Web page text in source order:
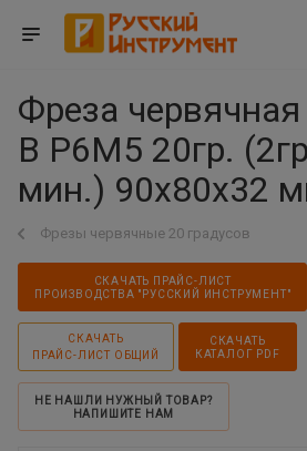
Фреза
B Р6М5 20гр.
мин.) 90x80x32
Фрезы червячные 20 градусов
СКАЧАТЬ ПРАЙС-ЛИСТ
ПРОИЗВОДСТВА "РУССКИЙ ИНСТРУМЕНТ"
СКАЧАТЬ
ПРАЙС-ЛИСТ ОБЩИЙ
СКАЧАТЬ
КАТАЛОГ PDF
НЕ НАШЛИ НУЖНЫЙ ТОВАР?
НАПИШИТЕ НАМ